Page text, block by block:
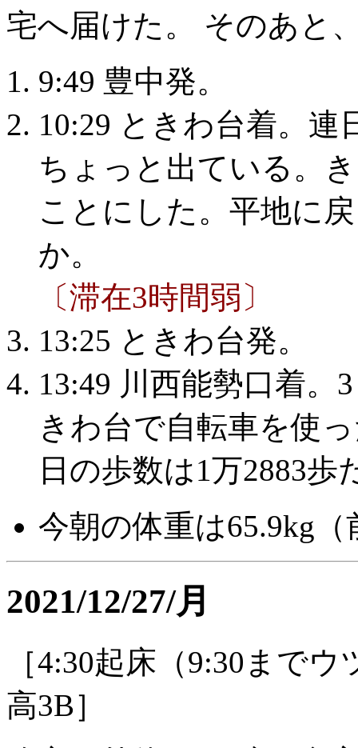
宅へ届けた。 そのあと
9:49 豊中発。
10:29 ときわ台着。連
ちょっと出ている。
ことにした。平地に
か。
〔滞在3時間弱〕
13:25 ときわ台発。
13:49 川西能勢口着
きわ台で自転車を使
日の歩数は1万2883歩
今朝の体重は65.9kg（
2021/12/27/月
［4:30起床（9:30まで
高3B］